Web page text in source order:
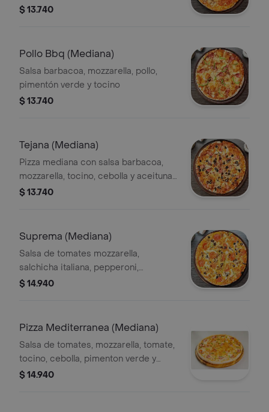
champiñon, aceitunas negras y
$ 13.740
Pollo Bbq (Mediana)
Salsa barbacoa, mozzarella, pollo,
pimentón verde y tocino
$ 13.740
Tejana (Mediana)
Pizza mediana con salsa barbacoa,
mozzarella, tocino, cebolla y aceitunas
negras.
$ 13.740
Suprema (Mediana)
Salsa de tomates mozzarella,
salchicha italiana, pepperoni,
aceitunas negras, pimentón verde y
$ 14.940
Pizza Mediterranea (Mediana)
Salsa de tomates, mozzarella, tomate,
tocino, cebolla, pimenton verde y
extra queso .
$ 14.940